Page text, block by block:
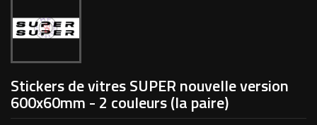
Stickers de vitres SUPER nouvelle version
600x60mm - 2 couleurs (la paire)